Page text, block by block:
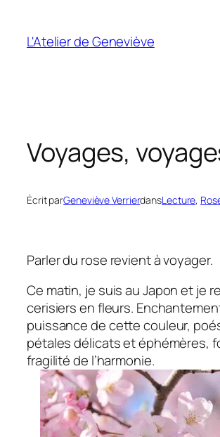
contenu
L'Atelier de Geneviève
Voyages,
Écrit parGeneviève VerrierdansLecture,
Parler du rose revient à voyager.
Ce matin, je suis au Japon et je
cerisiers en fleurs.
puissance de cette couleur,
pétales délicats et éphémères,
fragilité de l’harmonie.